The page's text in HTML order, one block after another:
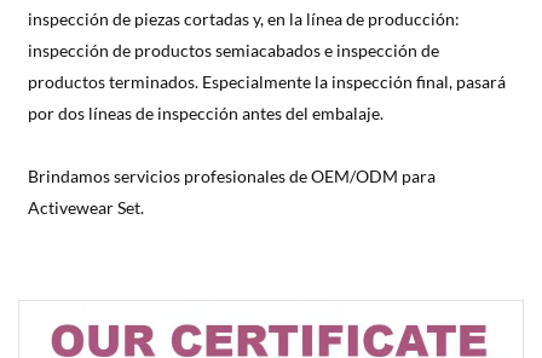
inspección de piezas cortadas y, en la línea de producción:
inspección de productos semiacabados e inspección de
productos terminados. Especialmente la inspección final, pasará
por dos líneas de inspección antes del embalaje.
Brindamos servicios profesionales de OEM/ODM para
Activewear Set.